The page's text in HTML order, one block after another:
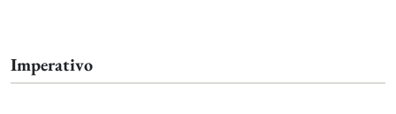
Imperativo